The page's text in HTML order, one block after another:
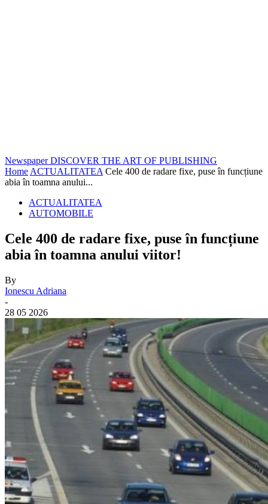
Newspaper DISCOVER THE ART OF PUBLISHING
Home ACTUALITATEA Cele 400 de radare fixe, puse în funcțiune
abia în toamna anului...
ACTUALITATEA
AUTOMOBILE
Cele 400 de radare fixe, puse în funcțiune
abia în toamna anului viitor!
By
Ionescu Adriana
-
28 05 2026